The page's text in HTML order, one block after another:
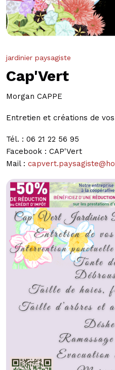
jardinier paysagiste
Cap'Vert
Morgan CAPPE
Entretien et créations de
Tél. : 06 21 22 56 95
Facebook : CAP'Vert
Mail :